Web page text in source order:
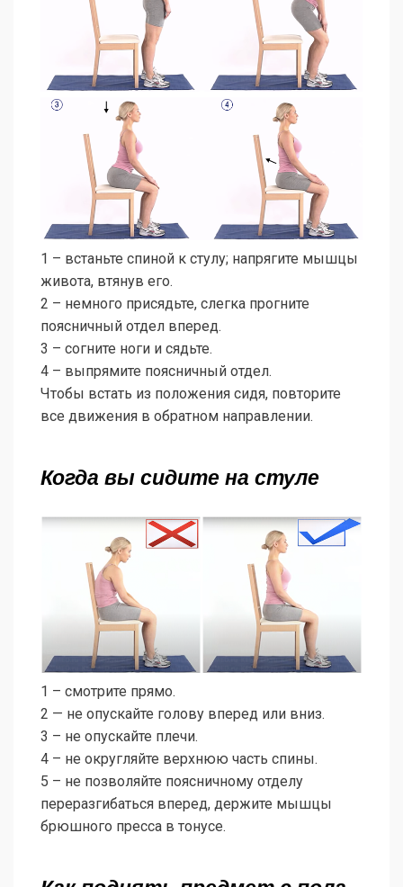
1 – встаньте спиной к стулу; напрягите мышцы
живота, втянув его.
2 – немного присядьте, слегка прогните
поясничный отдел вперед.
3 – согните ноги и сядьте.
4 – выпрямите поясничный отдел.
Чтобы встать из положения сидя, повторите
все движения в обратном направлении.
Когда вы сидите на стуле
1 – смотрите прямо.
2 — не опускайте голову вперед или вниз.
3 – не опускайте плечи.
4 – не округляйте верхнюю часть спины.
5 – не позволяйте поясничному отделу
переразгибаться вперед, держите мышцы
брюшного пресса в тонусе.